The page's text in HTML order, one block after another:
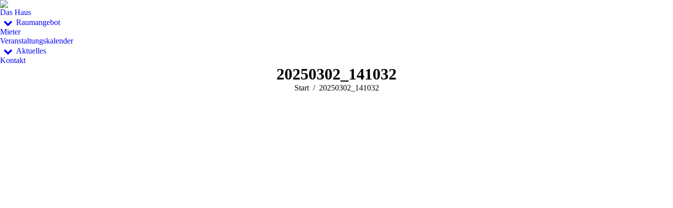
Das Haus
Raumangebot
Mieter
Veranstaltungskalender
Aktuelles
Kontakt
20250302_141032
Sie befinden sich hier:
Start 20250302_141032